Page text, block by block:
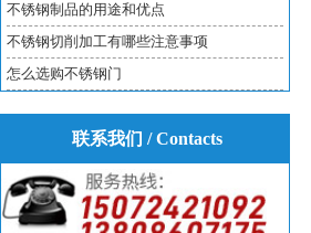
不锈钢制品的用途和优点
不锈钢切削加工有哪些注意事项
怎么选购不锈钢门
联系我们 / Contacts